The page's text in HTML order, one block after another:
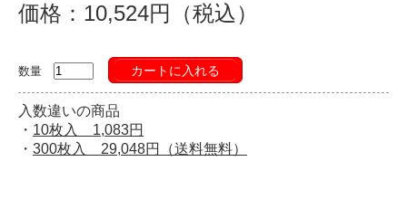
価格：10,524円（税込）
数量 カートに入れる
入数違いの商品
・ 10枚入 1,083円
・ 300枚入 29,048円（送料無料）